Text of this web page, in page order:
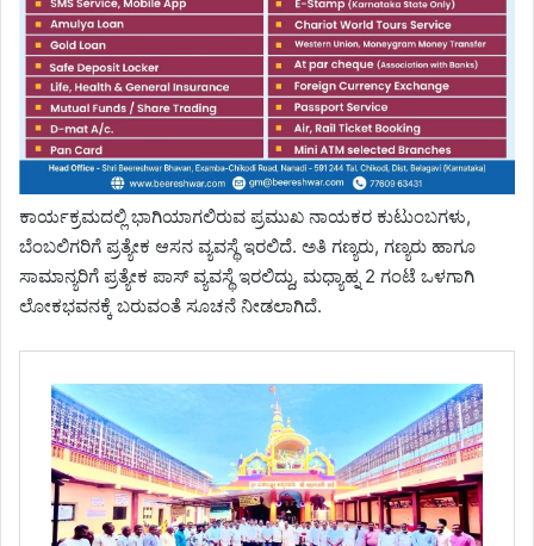
ಕಾರ್ಯಕ್ರಮದಲ್ಲಿ ಭಾಗಿಯಾಗಲಿರುವ ಪ್ರಮುಖ ನಾಯಕರ ಕುಟುಂಬಗಳು,
ಬೆಂಬಲಿಗರಿಗೆ ಪ್ರತ್ಯೇಕ ಆಸನ ವ್ಯವಸ್ಥೆ ಇರಲಿದೆ. ಅತಿ ಗಣ್ಯರು, ಗಣ್ಯರು ಹಾಗೂ
ಸಾಮಾನ್ಯರಿಗೆ ಪ್ರತ್ಯೇಕ ಪಾಸ್ ವ್ಯವಸ್ಥೆ ಇರಲಿದ್ದು, ಮಧ್ಯಾಹ್ನ 2 ಗಂಟೆ ಒಳಗಾಗಿ
ಲೋಕಭವನಕ್ಕೆ ಬರುವಂತೆ ಸೂಚನೆ ನೀಡಲಾಗಿದೆ.